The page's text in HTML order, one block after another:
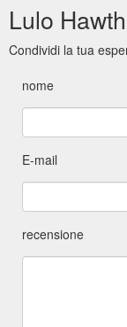
Lulo
Condividi la tua
nome
E-mail
recensione